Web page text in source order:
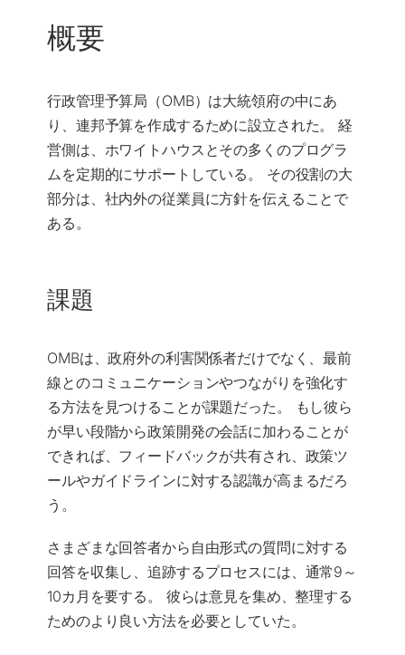
概要
行政管理予算局（OMB）は大統領府の中にあ
り、連邦予算を作成するために設立された。 経
営側は、ホワイトハウスとその多くのプログラ
ムを定期的にサポートしている。 その役割の大
部分は、社内外の従業員に方針を伝えることで
ある。
課題
OMBは、政府外の利害関係者だけでなく、最前
線とのコミュニケーションやつながりを強化す
る方法を見つけることが課題だった。 もし彼ら
が早い段階から政策開発の会話に加わることが
できれば、フィードバックが共有され、政策ツ
ールやガイドラインに対する認識が高まるだろ
う。
さまざまな回答者から自由形式の質問に対する
回答を収集し、追跡するプロセスには、通常9～
10カ月を要する。 彼らは意見を集め、整理する
ためのより良い方法を必要としていた。